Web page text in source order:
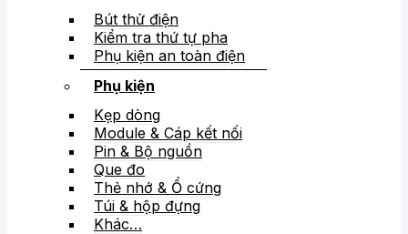
Bút thử điện
Kiểm tra thứ tự pha
Phụ kiện an toàn điện
Phụ kiện
Kẹp dòng
Module & Cáp kết nối
Pin & Bộ nguồn
Que đo
Thẻ nhớ & Ổ cứng
Túi & hộp đựng
Khác…